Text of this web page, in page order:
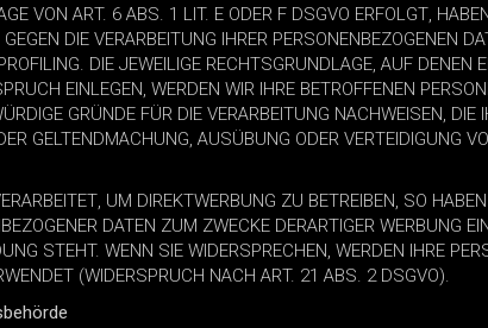
VON ART. 6 ABS. 1 LIT. E ODER F DSGVO ERFOLGT,
DIE VERARBEITUNG IHRER PERSONENBEZOGENEN
DIE JEWEILIGE RECHTSGRUNDLAGE, AUF DENEN
EINLEGEN, WERDEN WIR IHRE BETROFFENEN
GRÜNDE FÜR DIE VERARBEITUNG NACHWEISEN, DIE
GELTENDMACHUNG, AUSÜBUNG ODER VERTEIDIGUNG
UM DIREKTWERBUNG ZU BETREIBEN, SO
DATEN ZUM ZWECKE DERARTIGER WERBUNG
STEHT. WENN SIE WIDERSPRECHEN, WERDEN IHRE
(WIDERSPRUCH NACH ART. 21 ABS. 2 DSGVO).